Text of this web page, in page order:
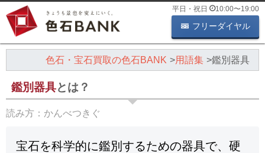
平日・祝日 10:00〜19:00
フリーダイヤル
色石・宝石買取の色石BANK 用語集 鑑別器具
鑑別器具とは？
読み方： かんべつきぐ
宝石を科学的に鑑別するための器具で、硬